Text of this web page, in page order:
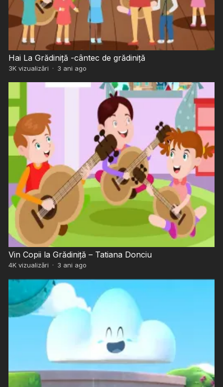
Hai La Grădiniță -cântec de grădiniță
3Kvizualizări · 3 ani ago
Vin Copii la Grădiniță – Tatiana Donciu
4Kvizualizări · 3 ani ago